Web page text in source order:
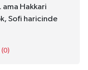
ama Hakkari
Sofi haricinde
(0)